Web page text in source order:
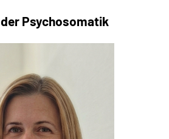
Psychosomatik